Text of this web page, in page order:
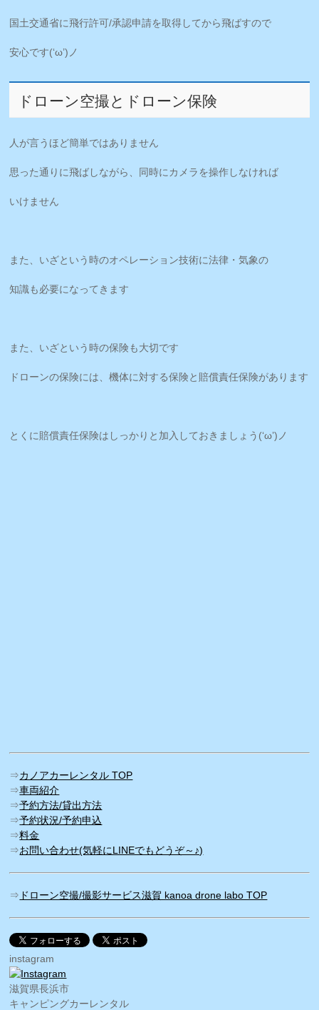
国土交通省に飛行許可/承認申請を取得してから飛ばすので
安心です(‘ω’)ノ
ドローン空撮とドローン保険
人が言うほど簡単ではありません
思った通りに飛ばしながら、同時にカメラを操作しなければ
いけません
また、いざという時のオペレーション技術に法律・気象の
知識も必要になってきます
また、いざという時の保険も大切です
ドローンの保険には、機体に対する保険と賠償責任保険があります
とくに賠償責任保険はしっかりと加入しておきましょう(‘ω’)ノ
⇒カノアカーレンタル TOP
⇒車両紹介
⇒予約方法/貸出方法
⇒予約状況/予約申込
⇒料金
⇒お問い合わせ(気軽にLINEでもどうぞ～♪)
⇒ ドローン空撮/撮影サービス滋賀 kanoa drone labo TOP
instagram
滋賀県長浜市
キャンピングカーレンタル